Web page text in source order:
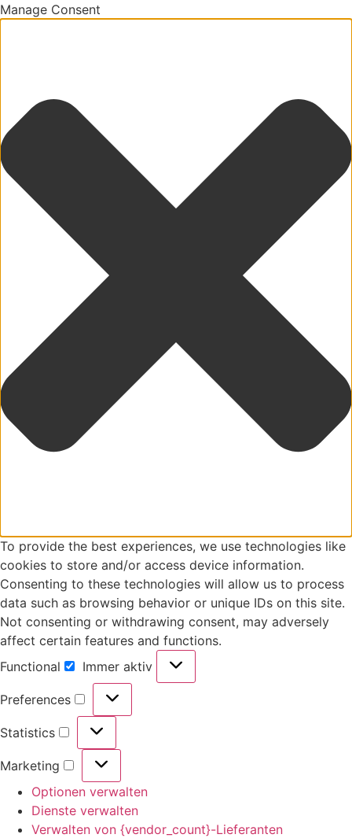
Manage Consent
To provide the best experiences, we use technologies like
cookies to store and/or access device information.
Consenting to these technologies will allow us to process
data such as browsing behavior or unique IDs on this site.
Not consenting or withdrawing consent, may adversely
affect certain features and functions.
Functional
Immer aktiv
Preferences
Statistics
Marketing
Optionen verwalten
Dienste verwalten
Verwalten von {vendor_count}-Lieferanten